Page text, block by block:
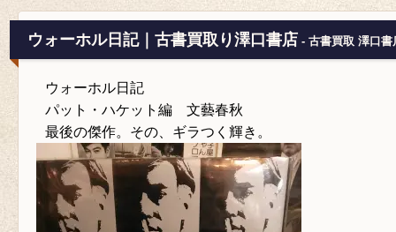
ウォーホル日記｜古書買取り澤口書店 - 古書買取 澤口書
ウォーホル日記
パット・ハケット編 文藝春秋
最後の傑作。その、ギラつく輝き。